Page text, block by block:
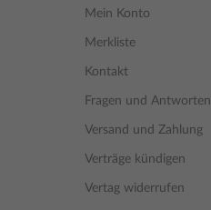
Mein Konto
Merkliste
Kontakt
Fragen und Antworten
Versand und Zahlung
Verträge kündigen
Vertag widerrufen